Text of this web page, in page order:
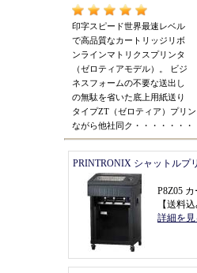
印字スピード世界最速レベル
で高品質なカートリッジリボ
ンラインマトリクスプリンタ
（ゼロティアモデル）。
ビジ
ネスフォームの不要な送出し
の無駄を省いた底上用紙送り
タイプZT （ゼロティア） プリ
ながら他社同ク ・・・・・・・
PRINTRONIX シャットルプ
P8Z05
【送料
詳細を